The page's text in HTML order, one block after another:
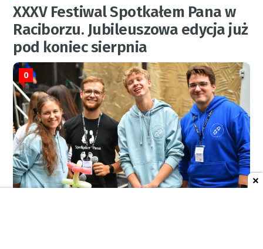
XXXV Festiwal Spotkałem Pana w
Raciborzu. Jubileuszowa edycja już
pod koniec sierpnia
0